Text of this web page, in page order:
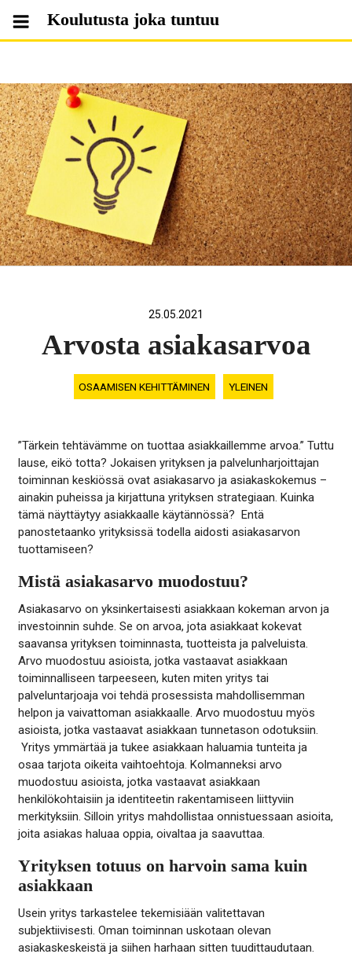
Skip
to
content
Koulutusta joka tuntuu
25.05.2021
Arvosta asiakasarvoa
OSAAMISEN KEHITTÄMINEN YLEINEN
”Tärkein tehtävämme on tuottaa asiakkaillemme arvoa.” Tuttu
lause, eikö totta? Jokaisen yrityksen ja palvelunharjoittajan
toiminnan keskiössä ovat asiakasarvo ja asiakaskokemus –
ainakin puheissa ja kirjattuna yrityksen strategiaan. Kuinka
tämä näyttäytyy asiakkaalle käytännössä? Entä
panostetaanko yrityksissä todella aidosti asiakasarvon
tuottamiseen?
Mistä asiakasarvo muodostuu?
Asiakasarvo on yksinkertaisesti asiakkaan kokeman arvon ja
investoinnin suhde. Se on arvoa, jota asiakkaat kokevat
saavansa yrityksen toiminnasta, tuotteista ja palveluista.
Arvo muodostuu asioista, jotka vastaavat asiakkaan
toiminnalliseen tarpeeseen, kuten miten yritys tai
palveluntarjoaja voi tehdä prosessista mahdollisemman
helpon ja vaivattoman asiakkaalle. Arvo muodostuu myös
asioista, jotka vastaavat asiakkaan tunnetason odotuksiin.
Yritys ymmärtää ja tukee asiakkaan haluamia tunteita ja
osaa tarjota oikeita vaihtoehtoja. Kolmanneksi arvo
muodostuu asioista, jotka vastaavat asiakkaan
henkilökohtaisiin ja identiteetin rakentamiseen liittyviin
merkityksiin. Silloin yritys mahdollistaa onnistuessaan asioita,
joita asiakas haluaa oppia, oivaltaa ja saavuttaa.
Yrityksen totuus on harvoin sama kuin
asiakkaan
Usein yritys tarkastelee tekemisiään valitettavan
subjektiivisesti. Oman toiminnan uskotaan olevan
asiakaskeskeistä ja siihen harhaan sitten tuudittaudutaan.